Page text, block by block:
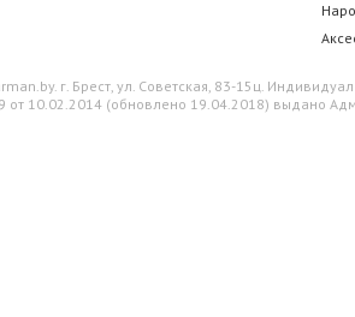
г. Брест, ул. Советская, 83-15ц.
от 10.02.2014 (обновлено 19.04.2018) выдано